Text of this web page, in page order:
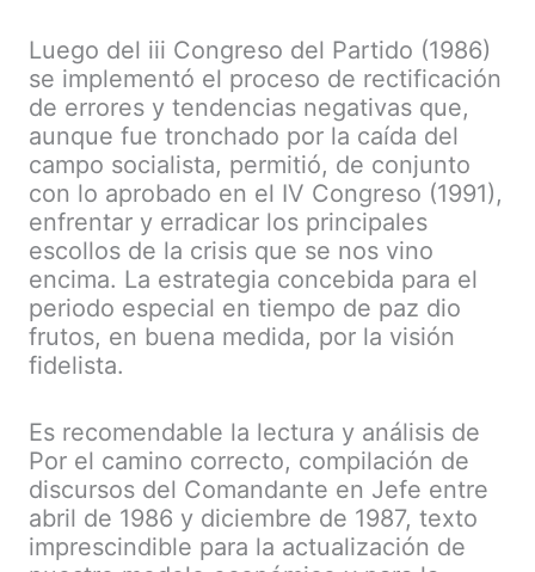
Luego del iii Congreso del Partido (1986)
se implementó el proceso de rectificación
de errores y tendencias negativas que,
aunque fue tronchado por la caída del
campo socialista, permitió, de conjunto
con lo aprobado en el IV Congreso (1991),
enfrentar y erradicar los principales
escollos de la crisis que se nos vino
encima. La estrategia concebida para el
periodo especial en tiempo de paz dio
frutos, en buena medida, por la visión
fidelista.
Es recomendable la lectura y análisis de
Por el camino correcto, compilación de
discursos del Comandante en Jefe entre
abril de 1986 y diciembre de 1987, texto
imprescindible para la actualización de